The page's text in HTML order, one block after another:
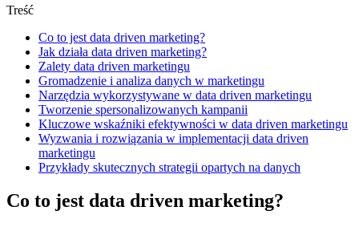
Treść
Co to jest data driven marketing?
Jak działa data driven marketing?
Zalety data driven marketingu
Gromadzenie i analiza danych w marketingu
Narzędzia wykorzystywane w data driven marketingu
Tworzenie spersonalizowanych kampanii
Kluczowe wskaźniki efektywności w data driven marketingu
Wyzwania i rozwiązania w implementacji data driven
marketingu
Przykłady skutecznych strategii opartych na danych
Co to jest data driven marketing?